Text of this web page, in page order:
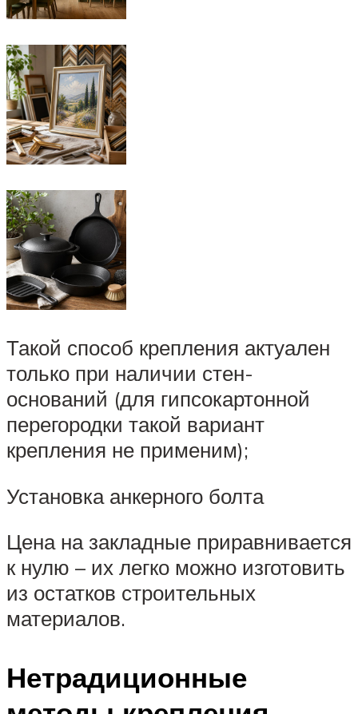
Такой способ крепления актуален
только при наличии стен-
оснований (для гипсокартонной
перегородки такой вариант
крепления не применим);
Установка анкерного болта
Цена на закладные приравнивается
к нулю – их легко можно изготовить
из остатков строительных
материалов.
Нетрадиционные